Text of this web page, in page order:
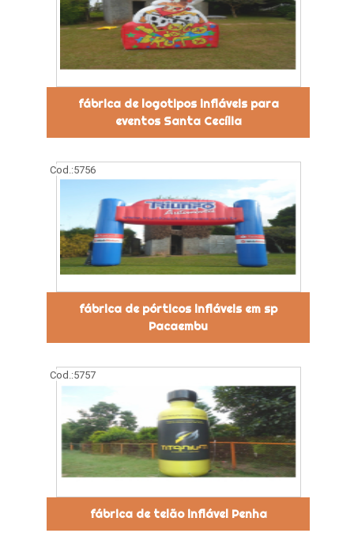
fábrica de logotipos infláveis para
eventos Santa Cecília
Cod.:5756
fábrica de pórticos infláveis em sp
Pacaembu
Cod.:5757
fábrica de telão inflável Penha